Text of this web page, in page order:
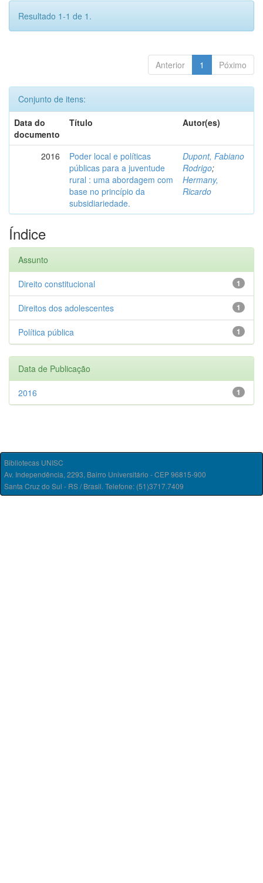
Resultado 1-1 de 1.
Anterior 1 Póximo
Conjunto de itens:
Data do
documento
Título Autor(es)
2016
Poder local e políticas
públicas para a juventude
rural : uma abordagem com
base no princípio da
subsidiariedade.
Dupont, Fabiano
Rodrigo;
Hermany,
Ricardo
Índice
Assunto
1
Direito constitucional
1
Direitos dos adolescentes
1
Política pública
Data de Publicação
1
2016
Bibliotecas UNISC
Av. Independência, 2293, Bairro Universitário - CEP 96815-900
Santa Cruz do Sul - RS / Brasil. Telefone: (51)3717.7409